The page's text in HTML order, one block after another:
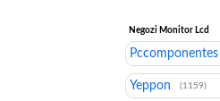
Negozi Monitor Lcd
Pccomponentes
Yeppon (1159)